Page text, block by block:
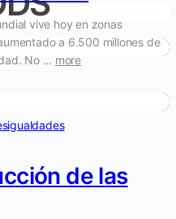
vive hoy en zonas
a 6.500 millones de
No ... more
de las